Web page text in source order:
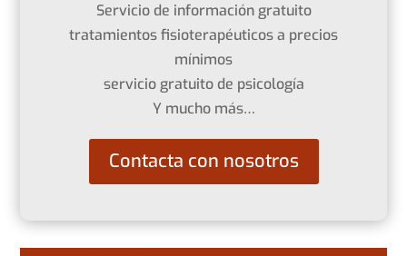
Servicio de información gratuito
tratamientos fisioterapéuticos a precios
mínimos
servicio gratuito de psicología
Y mucho más…
Contacta con nosotros